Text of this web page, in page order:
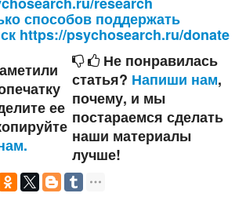
способов поддержать
https://psychosearch.ru/donate
ее
Не понравилась
статья? Напиши нам,
почему, и мы
постараемся сделать
наши материалы
лучше!